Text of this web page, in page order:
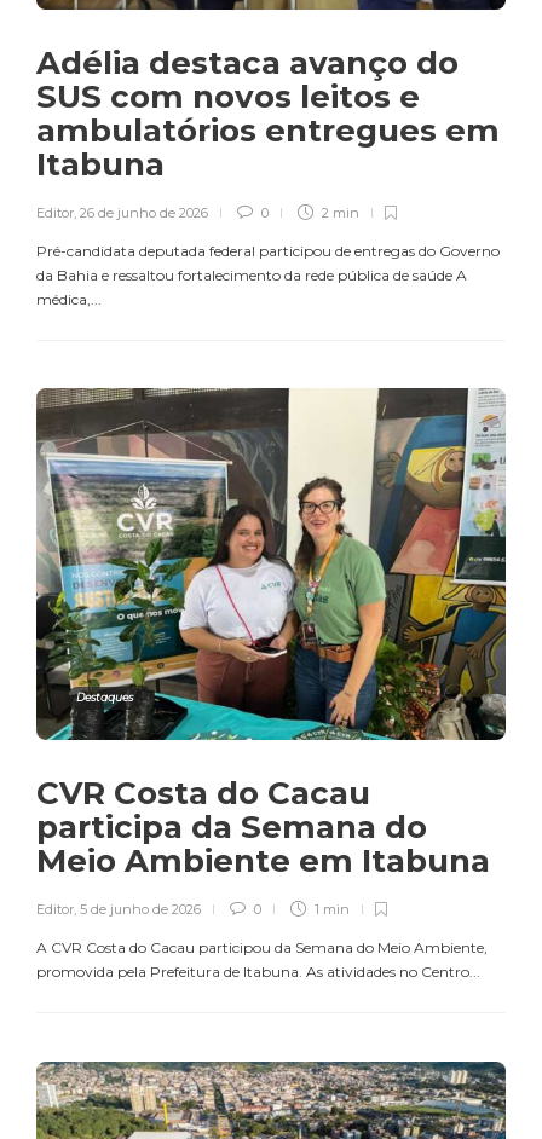
Adélia destaca avanço do
SUS com novos leitos e
ambulatórios entregues em
Itabuna
Editor 26 de junho de 2026 0 2 min
Pré-candidata deputada federal participou de entregas do Governo
da Bahia e ressaltou fortalecimento da rede pública de saúde A
médica,...
Destaques
CVR Costa do Cacau
participa da Semana do
Meio Ambiente em Itabuna
Editor, 5 de junho de 2026 0 1 min
A CVR Costa do Cacau participou da Semana do Meio Ambiente,
promovida pela Prefeitura de Itabuna. As atividades no Centro...